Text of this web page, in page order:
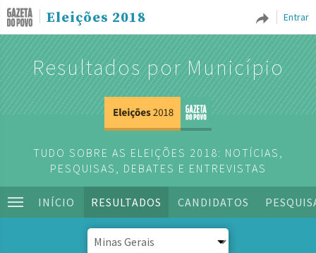
Entrar
Eleições 2018
Resultados por Município
TUDO SOBRE AS ELEIÇÕES 2018: NOTÍCIAS,
PESQUISAS, DEBATES E ENTREVISTAS
INÍCIO RESULTADOS CANDIDATOS